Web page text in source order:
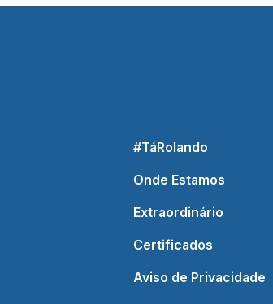
#TáRolando
Onde Estamos
Extraordinário
Certificados
Aviso de Privacidade